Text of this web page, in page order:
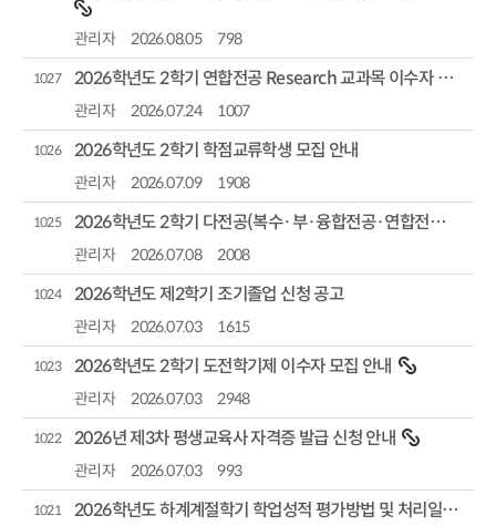
관리자 2026.08.05 798
1027 2026학년도 2학기 연합전공 Research 교과목 이수자 모집 안내
관리자 2026.07.24 1007
1026 2026학년도 2학기 학점교류학생 모집 안내
관리자 2026.07.09 1908
1025 2026학년도 2학기 다전공(복수·부·융합전공·연합전공 다전공) 이수 희망자 신청 안내
관리자 2026.07.08 2008
1024 2026학년도 제2학기 조기졸업 신청 공고
관리자 2026.07.03 1615
1023 2026학년도 2학기 도전학기제 이수자 모집 안내
관리자 2026.07.03 2948
1022 2026년 제3차 평생교육사 자격증 발급 신청 안내
관리자 2026.07.03 993
1021 2026학년도 하계계절학기 학업성적 평가방법 및 처리일정 안내